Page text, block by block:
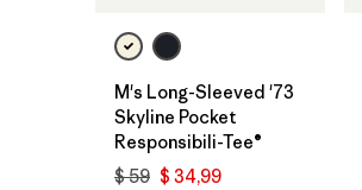
M's Long-Sleeved '73
Skyline Pocket
Responsibili-Tee®
$ 59 $ 34,99